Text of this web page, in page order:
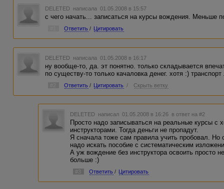
DELETED написала 01.05.2008 в 15:57
с чего начать... записаться на курсы вождения. Меньше
Ответить / Цитировать
DELETED написала 01.05.2008 в 16:17
ну вообще-то, да. эт понятно. только складывается
по существу-то только качаловка денег. хотя :)
Ответить / Цитировать / Скрыть ветку
DELETED написал 01.05.2008 в 16:26 в ответ на #2
Просто надо записываться на реальные курсы
инструкторами. Тогда деньги не пропадут.
Я сначала тоже сам правила учить пробовал.
надо искать пособие с систематическим
А уж вождение без инструктора освоить просто
больше :)
#3 Ответить / Цитировать